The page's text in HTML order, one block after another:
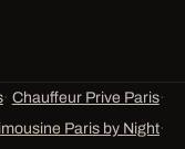
· Chauffeur Prive Paris·
Paris by Night·